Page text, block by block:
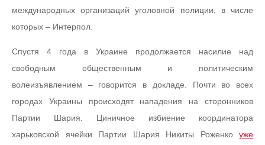
международных организаций уголовной полиции, в числе
которых – Интерпол.
Спустя 4 года в Украине продолжается насилие над
свободным общественным и политическим
волеизъявлением – говорится в докладе. Почти во всех
городах Украины происходят нападения на сторонников
Партии Шария. Циничное избиение координатора
харьковской ячейки Партии Шария Никиты Роженко уже